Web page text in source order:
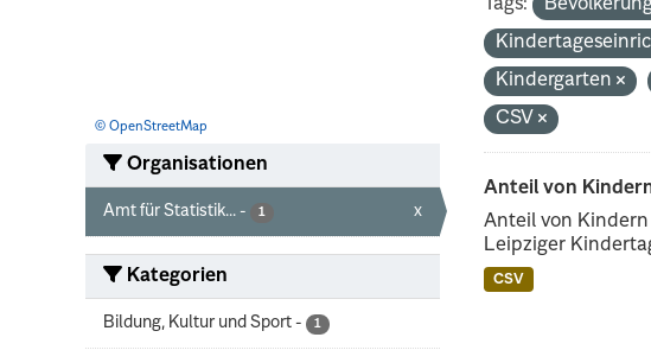
© OpenStreetMap
Organisationen
Amt für Statistik... - 1 x
Kategorien
Bildung, Kultur und Sport - 1
Tags:
Kindergarten
CSV
Anteil von
Anteil von
Leipziger
CSV